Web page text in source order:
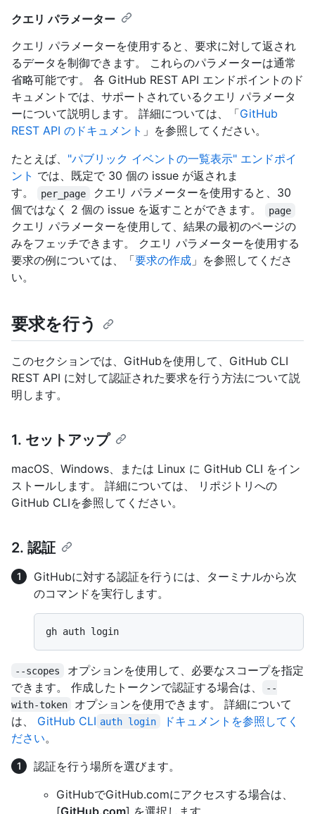
クエリ パラメーター
クエリ パラメーターを使用すると、要求に対して返され
るデータを制御できます。 これらのパラメーターは通常
省略可能です。 各 GitHub REST API エンドポイントのド
キュメントでは、サポートされているクエリ パラメータ
ーについて説明します。 詳細については、「GitHub
REST API のドキュメント 」を参照してください。
たとえば、 "パブリック イベントの一覧表示" エンドポイ
ント では、既定で 30 個の issue が返されま
す。
per_page
クエリ パラメーターを使用すると、30
個ではなく 2 個の issue を返すことができます。
page
クエリ パラメーターを使用して、結果の最初のページの
みをフェッチできます。 クエリ パラメーターを使用する
要求の例については、「要求の作成 」を参照してくださ
い。
要求を行う
このセクションでは、GitHubを使用して、GitHub CLI
REST API に対して認証された要求を行う方法について説
明します。
1. セットアップ
macOS、Windows、または Linux に GitHub CLI をイン
ストールします。 詳細については、
リポジトリへの
GitHub CLIを参照してください。
2. 認証
GitHubに対する認証を行うには、ターミナルから次
のコマンドを実行します。
--scopes
オプションを使用して、必要なスコープを指定
できます。 作成したトークンで認証する場合は、
--
with-token
オプションを使用できます。 詳細について
は、 GitHub CLI auth login
ドキュメントを参照してく
ださい。
認証を行う場所を選びます。
GitHubでGitHub.comにアクセスする場合は、
[GitHub.com] を選択します。